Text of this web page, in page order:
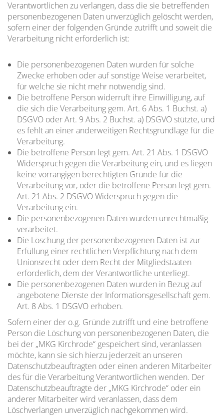
Verantwortlichen zu verlangen, dass die sie betreffenden
personenbezogenen Daten unverzüglich gelöscht werden,
sofern einer der folgenden Gründe zutrifft und soweit die
Verarbeitung nicht erforderlich ist:
Die personenbezogenen Daten wurden für solche
Zwecke erhoben oder auf sonstige Weise verarbeitet,
für welche sie nicht mehr notwendig sind.
Die betroffene Person widerruft ihre Einwilligung, auf
die sich die Verarbeitung gem. Art. 6 Abs. 1 Buchst. a)
DSGVO oder Art. 9 Abs. 2 Buchst. a) DSGVO stützte, und
es fehlt an einer anderweitigen Rechtsgrundlage für die
Verarbeitung.
Die betroffene Person legt gem. Art. 21 Abs. 1 DSGVO
Widerspruch gegen die Verarbeitung ein, und es liegen
keine vorrangigen berechtigten Gründe für die
Verarbeitung vor, oder die betroffene Person legt gem.
Art. 21 Abs. 2 DSGVO Widerspruch gegen die
Verarbeitung ein.
Die personenbezogenen Daten wurden unrechtmäßig
verarbeitet.
Die Löschung der personenbezogenen Daten ist zur
Erfüllung einer rechtlichen Verpflichtung nach dem
Unionsrecht oder dem Recht der Mitgliedstaaten
erforderlich, dem der Verantwortliche unterliegt.
Die personenbezogenen Daten wurden in Bezug auf
angebotene Dienste der Informationsgesellschaft gem.
Art. 8 Abs. 1 DSGVO erhoben.
Sofern einer der o.g. Gründe zutrifft und eine betroffene
Person die Löschung von personenbezogenen Daten, die
bei der „MKG Kirchrode“ gespeichert sind, veranlassen
möchte, kann sie sich hierzu jederzeit an unseren
Datenschutzbeauftragten oder einen anderen Mitarbeiter
des für die Verarbeitung Verantwortlichen wenden. Der
Datenschutzbeauftragte der „MKG Kirchrode“ oder ein
anderer Mitarbeiter wird veranlassen, dass dem
Löschverlangen unverzüglich nachgekommen wird.